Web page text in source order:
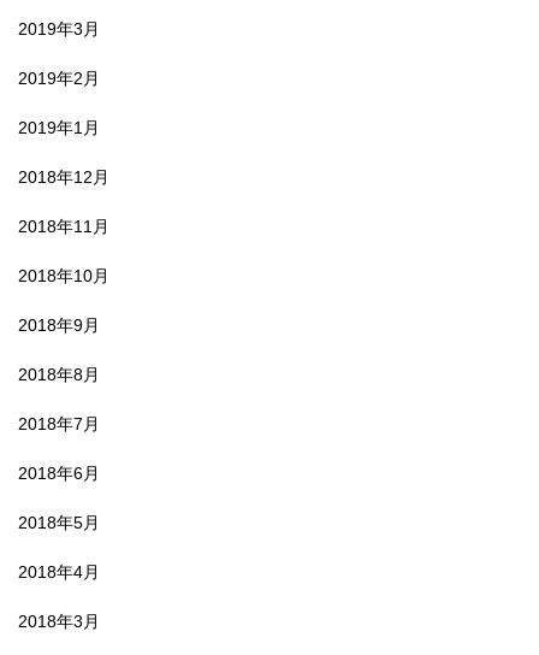
2019年3月
2019年2月
2019年1月
2018年12月
2018年11月
2018年10月
2018年9月
2018年8月
2018年7月
2018年6月
2018年5月
2018年4月
2018年3月